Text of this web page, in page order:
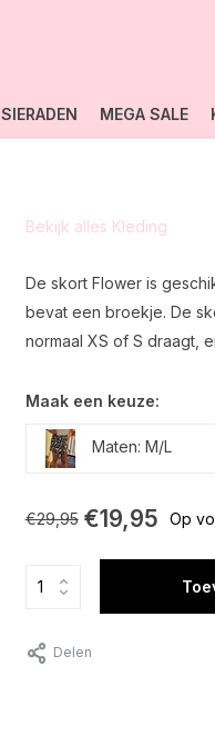
SIERADEN MEGA SALE
Bekijk alles Kleding
De skort Flower is
bevat een broekje. De
normaal XS of S draagt,
Maak een keuze:
Maten: M/L
€29,95 €19,95 Op
Delen